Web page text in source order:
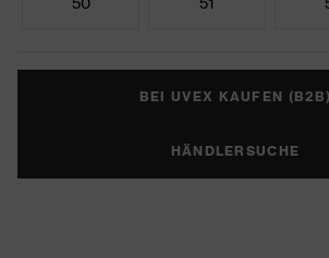
BEI UVEX KAUFEN (B2B)
HÄNDLERSUCHE